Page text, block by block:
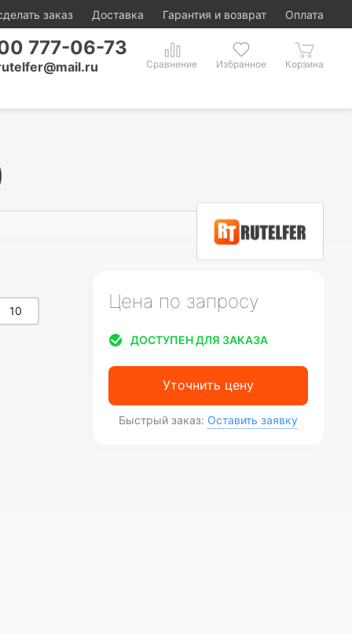
заказ Доставка Гарантия и возврат Оплата
777-06-73
10 Цена по запросу
ДОСТУПЕН ДЛЯ ЗАКАЗА
Уточнить цену
Быстрый заказ: Оставить заявку